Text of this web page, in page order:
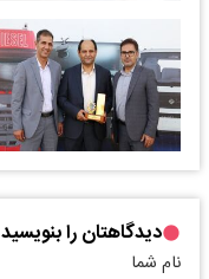
دیدگاهتان را بنویسید
نام شما